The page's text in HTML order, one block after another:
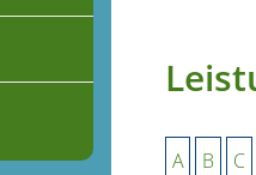
A B C